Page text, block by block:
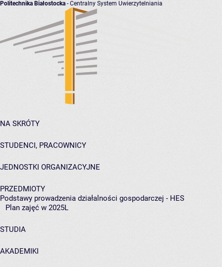
Politechnika Białostocka - Centralny System Uwierzytelniania
NA SKRÓTY
STUDENCI, PRACOWNICY
JEDNOSTKI ORGANIZACYJNE
PRZEDMIOTY
Podstawy prowadzenia działalności gospodarczej - HES
Plan zajęć w 2025L
STUDIA
AKADEMIKI